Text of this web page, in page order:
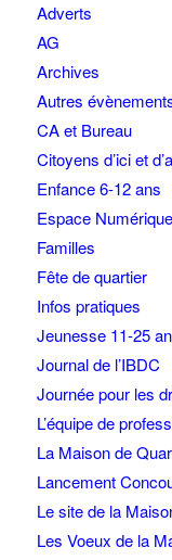
Adverts
AG
Archives
Autres
CA et Bureau
Citoyens d’ici et
Enfance 6-12 ans
Espace Numérique
Familles
Fête de quartier
Infos pratiques
Jeunesse 11-25
Journal de l’IBDC
Journée pour les
L’équipe de
La Maison de
Lancement
Le site de la
Les Voeux de la